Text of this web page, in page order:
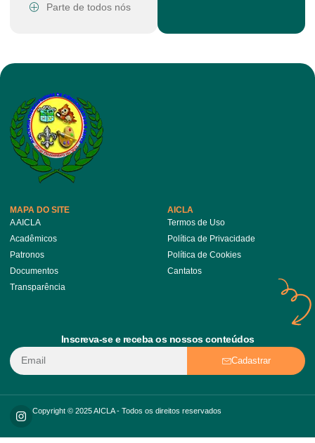
Parte de todos nós
MAPA DO SITE
A AICLA
Acadêmicos
Patronos
Documentos
Transparência
AICLA
Termos de Uso
Política de Privacidade
Política de Cookies
Cantatos
Inscreva-se e receba os nossos conteúdos
Cadastrar
Copyright © 2025 AICLA - Todos os direitos reservados